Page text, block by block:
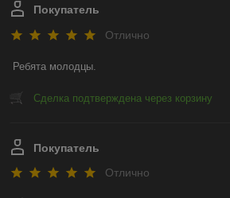
Покупатель
Отлично
Ребята молодцы.
Сделка подтверждена через корзину
Покупатель
Отлично